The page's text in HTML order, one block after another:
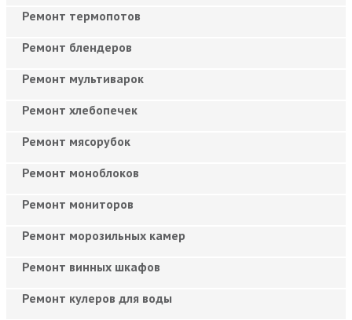
Ремонт термопотов
Ремонт блендеров
Ремонт мультиварок
Ремонт хлебопечек
Ремонт мясорубок
Ремонт моноблоков
Ремонт мониторов
Ремонт морозильных камер
Ремонт винных шкафов
Ремонт кулеров для воды